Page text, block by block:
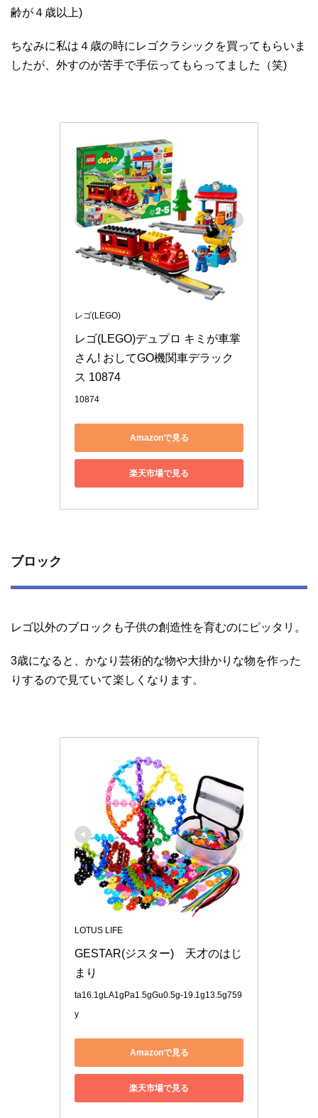
齢が４歳以上)
ちなみに私は４歳の時にレゴクラシックを買ってもらいま
したが、外すのが苦手で手伝ってもらってました（笑)
レゴ(LEGO)
レゴ(LEGO)デュプロ キミが車掌
さん! おしてGO機関車デラック
ス 10874
10874
Amazonで見る
楽天市場で見る
ブロック
レゴ以外のブロックも子供の創造性を育むのにピッタリ。
3歳になると、かなり芸術的な物や大掛かりな物を作った
りするので見ていて楽しくなります。
LOTUS LIFE
GESTAR(ジスター)　天才のはじ
まり
ta16.1gLA1gPa1.5gGu0.5g-19.1g13.5g759
y
Amazonで見る
楽天市場で見る